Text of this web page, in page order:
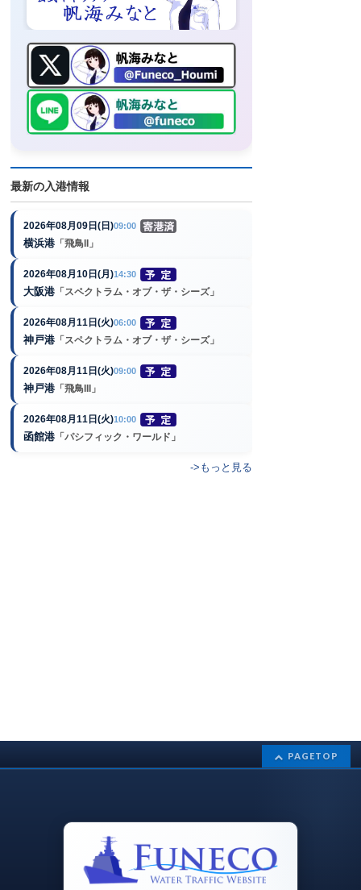
最新の入港情報
2026年08月09日(日)09:00
横浜港 「飛鳥II」
2026年08月10日(月)14:30
大阪港 「スペクトラム・オブ・ザ・シーズ」
2026年08月11日(火)06:00
神戸港 「スペクトラム・オブ・ザ・シーズ」
2026年08月11日(火)09:00
神戸港 「飛鳥III」
2026年08月11日(火)10:00
函館港 「パシフィック・ワールド」
->もっと見る
PAGETOP